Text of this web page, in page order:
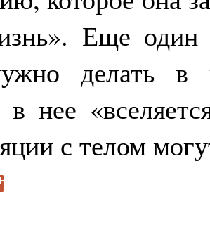
Еще один
делать в
в нее
с телом